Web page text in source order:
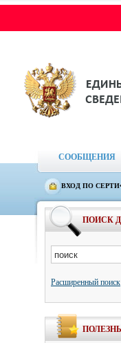
ВХОД ПО
СООБЩЕНИЯ
ПОИСК
Расширенный поиск